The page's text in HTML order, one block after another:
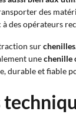
des
des opérateurs
surchenilles
unechenille
durable et fiable